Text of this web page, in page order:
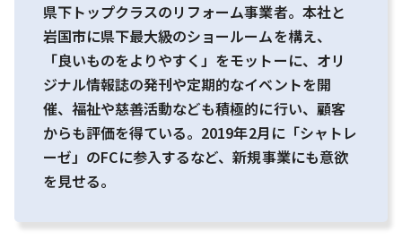
県下トップクラスのリフォーム事業者。本社と
岩国市に県下最大級のショールームを構え、
「良いものをよりやすく」をモットーに、オリ
ジナル情報誌の発刊や定期的なイベントを開
催、福祉や慈善活動なども積極的に行い、顧客
からも評価を得ている。2019年2月に「シャトレ
ーゼ」のFCに参入するなど、新規事業にも意欲
を見せる。